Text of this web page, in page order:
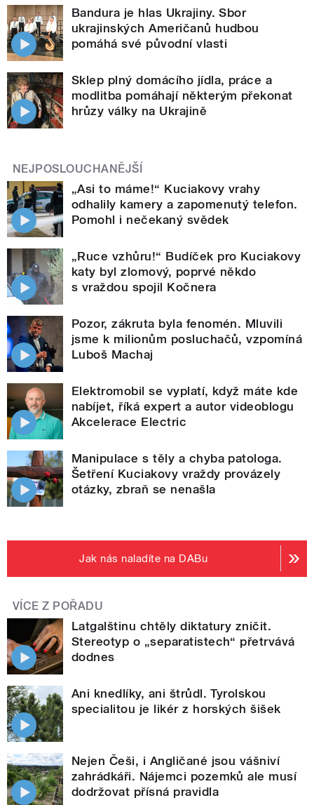
Bandura je hlas Ukrajiny. Sbor
ukrajinských Američanů hudbou
pomáhá své původní vlasti
Sklep plný domácího jídla, práce a
modlitba pomáhají některým překonat
hrůzy války na Ukrajině
NEJPOSLOUCHANĚJŠÍ
„Asi to máme!“ Kuciakovy vrahy
odhalily kamery a zapomenutý telefon.
Pomohl i nečekaný svědek
„Ruce vzhůru!“ Budíček pro Kuciakovy
katy byl zlomový, poprvé někdo
s vraždou spojil Kočnera
Pozor, zákruta byla fenomén. Mluvili
jsme k milionům posluchačů, vzpomíná
Luboš Machaj
Elektromobil se vyplatí, když máte kde
nabíjet, říká expert a autor videoblogu
Akcelerace Electric
Manipulace s těly a chyba patologa.
Šetření Kuciakovy vraždy provázely
otázky, zbraň se nenašla
Jak nás naladíte na DABu
VÍCE Z POŘADU
Latgalštinu chtěly diktatury zničit.
Stereotyp o „separatistech“ přetrvává
dodnes
Ani knedlíky, ani štrůdl. Tyrolskou
specialitou je likér z horských šišek
Nejen Češi, i Angličané jsou vášniví
zahrádkáři. Nájemci pozemků ale musí
dodržovat přísná pravidla